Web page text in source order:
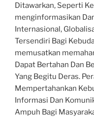
Ditawarkan, Seperti
menginformasikan
Internasional,
Tersendiri Bagi
memusatkan
Dapat Bertahan Dan
Yang Begitu Deras.
Mempertahankan
Informasi Dan
Ampuh Bagi